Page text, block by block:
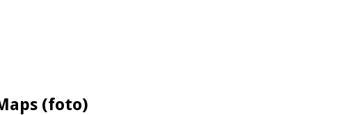
(foto)